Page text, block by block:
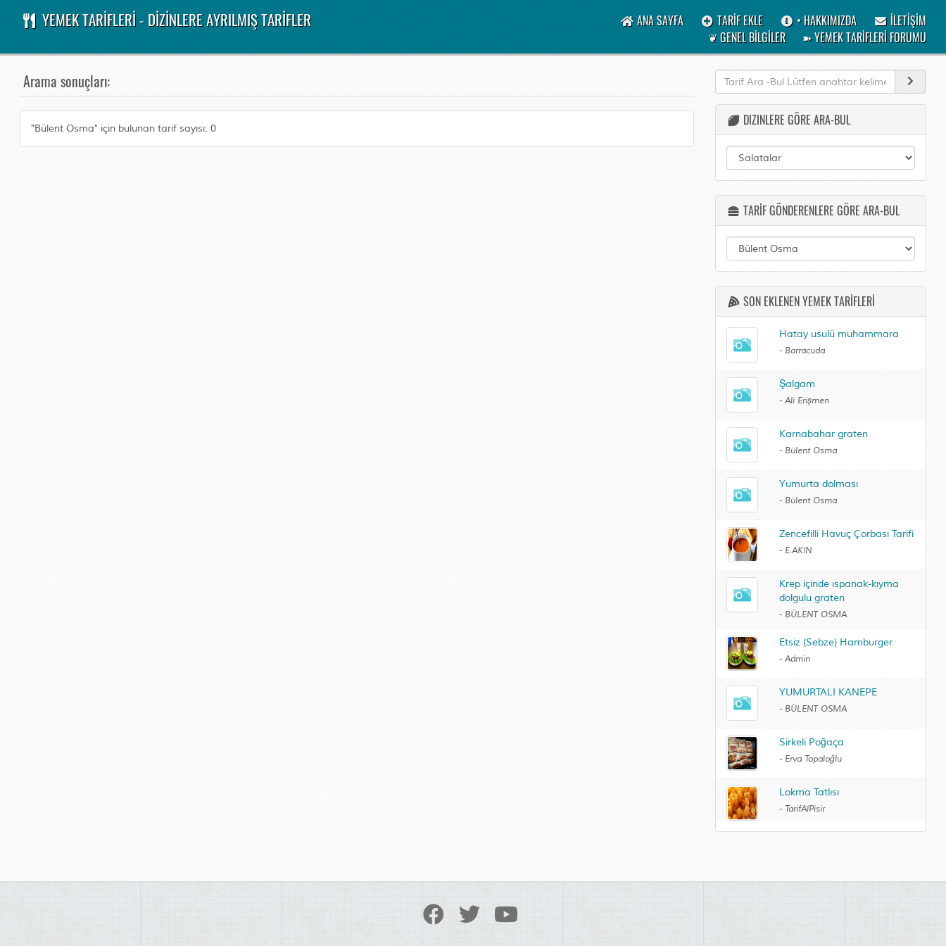
YEMEK TARİFLERİ - DİZİNLERE AYRILMIŞ TARİFLER ANA SAYFA TARİF EKLE • HAKKIMIZDA
İLETİŞİM
❦ GENEL BİLGİLER
➽ YEMEK TARİFLERİ FORUMU
Arama sonuçları:
"Bülent Osma" için bulunan tarif sayısı: 0
DIZINLERE GÖRE ARA-BUL
TARİF GÖNDERENLERE GÖRE ARA-BUL
SON EKLENEN YEMEK TARİFLERİ
Hatay usulü muhammara
- Barracuda
Şalgam
- Ali Erişmen
Karnabahar graten
- Bülent Osma
Yumurta dolması
- Bülent Osma
Zencefilli Havuç Çorbası Tarifi
- E.AKIN
Krep içinde ıspanak-kıyma
dolgulu graten
- BÜLENT OSMA
Etsiz (Sebze) Hamburger
- Admin
YUMURTALI KANEPE
- BÜLENT OSMA
Sirkeli Poğaça
- Erva Topaloğlu
Lokma Tatlısı
- TarifAlPisir